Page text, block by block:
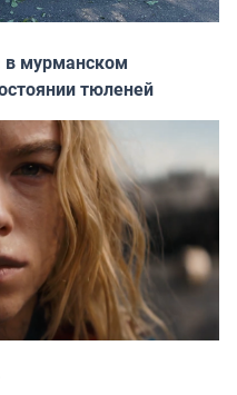
в мурманском
тюленей